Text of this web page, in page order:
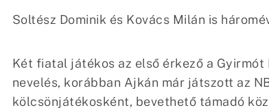
Soltész Dominik és Kovács Milán is
Két fiatal játékos az első érkező a
nevelés, korábban Ajkán már játszott az
kölcsönjátékosként, bevethető támadó